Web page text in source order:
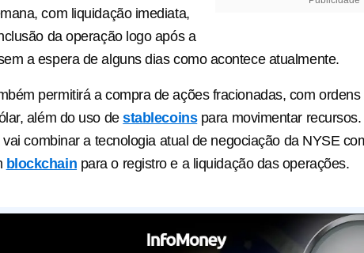
com liquidação imediata,
da operação logo após a
a espera de alguns dias como acontece atualmente.
permitirá a compra de ações fracionadas, com ordens
além do uso destablecoinspara movimentar recursos.
vai combinar a tecnologia atual de negociação da NYSE
blockchain para o registro e a liquidação das operações.